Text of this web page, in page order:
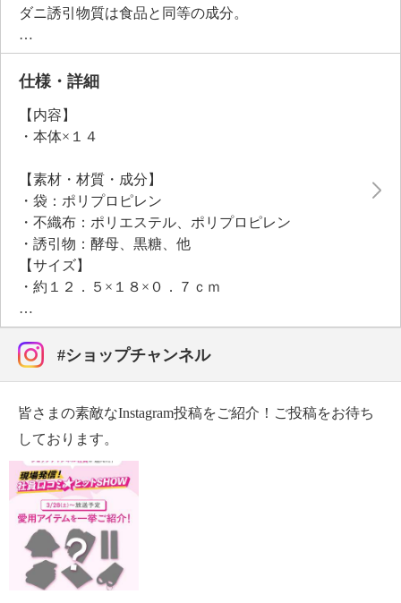
ダニ誘引物質は食品と同等の成分。
ダニの好むフケ・皮脂の成分である不飽和脂肪酸と酵
母、黒糖を使用しています。
背光性によって、一度内部へ誘導したダニは袋からほ
そのためダニの死骸もフンも袋の内部に留まって、飛
散しにくくなっています。
仕様・詳細
【内容】
・本体×１４
【素材・材質・成分】
・袋：ポリプロピレン
・不織布：ポリエステル、ポリプロピレン
・誘引物：酵母、黒糖、他
【サイズ】
・約１２．５×１８×０．７ｃｍ
【重さ】
・約１０ｇ（１枚）
【商品仕様詳細】
・使用期間目安：３ヶ月
ト用マット、車内など屋内ダニが気になる場所
【使用上の注意】
※詳細は商品パッケージ参照
・１ヶ月程度は同じ場所に設置しておく。
・屋内のダニ（チリダニ、ツメダニなど）専用の捕集
パックなので、マダニなどの屋外生息のダニには無
効。
・濡れる場所には設置しない。
・火に近づけない。
#ショップチャンネル
皆さまの素敵なInstagram投稿をご紹介！ご投稿をお待ち
しております。